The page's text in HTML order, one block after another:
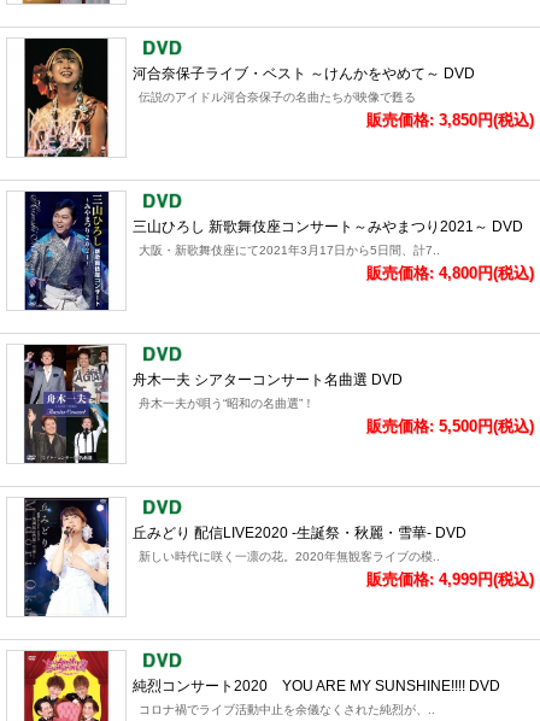
河合奈保子ライブ・ベスト ～けんかをやめて～ DVD
伝説のアイドル河合奈保子の名曲たちが映像で甦る
販売価格: 3,850円(税込)
三山ひろし 新歌舞伎座コンサート～みやまつり2021～ DVD
大阪・新歌舞伎座にて2021年3月17日から5日間、計7..
販売価格: 4,800円(税込)
舟木一夫 シアターコンサート名曲選 DVD
舟木一夫が唄う“昭和の名曲選”！
販売価格: 5,500円(税込)
丘みどり 配信LIVE2020 -生誕祭・秋麗・雪華- DVD
新しい時代に咲く一凛の花。2020年無観客ライブの模..
販売価格: 4,999円(税込)
純烈コンサート2020 YOU ARE MY SUNSHINE!!!! DVD
コロナ禍でライブ活動中止を余儀なくされた純烈が、..